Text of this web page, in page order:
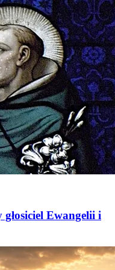
Ewangelii i